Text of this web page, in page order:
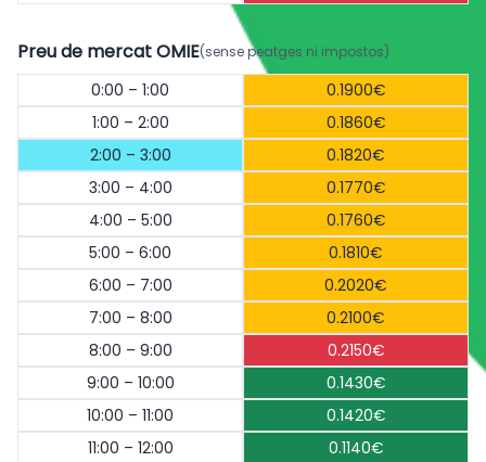
Preu de mercat OMIE(sense peatges ni impostos)
0:00 – 1:00
0.1900€
1:00 – 2:00
0.1860€
2:00 – 3:00
0.1820€
3:00 – 4:00
0.1770€
4:00 – 5:00
0.1760€
5:00 – 6:00
0.1810€
6:00 – 7:00
0.2020€
7:00 – 8:00
0.2100€
8:00 – 9:00
0.2150€
9:00 – 10:00
0.1430€
10:00 – 11:00
0.1420€
11:00 – 12:00
0.1140€